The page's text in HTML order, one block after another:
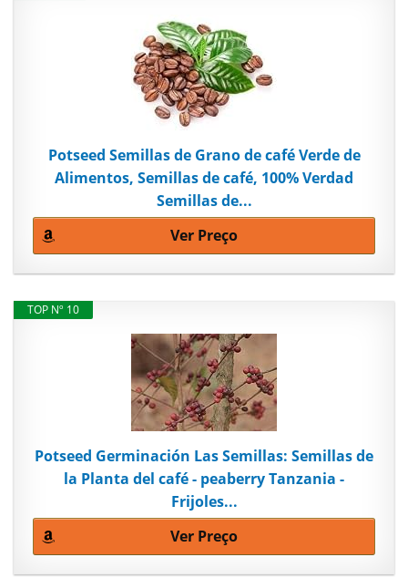
Potseed Semillas de Grano de café Verde de
Alimentos, Semillas de café, 100% Verdad
Semillas de...
Ver Preço
TOP Nº 10
Potseed Germinación Las Semillas: Semillas de
la Planta del café - peaberry Tanzania -
Frijoles...
Ver Preço